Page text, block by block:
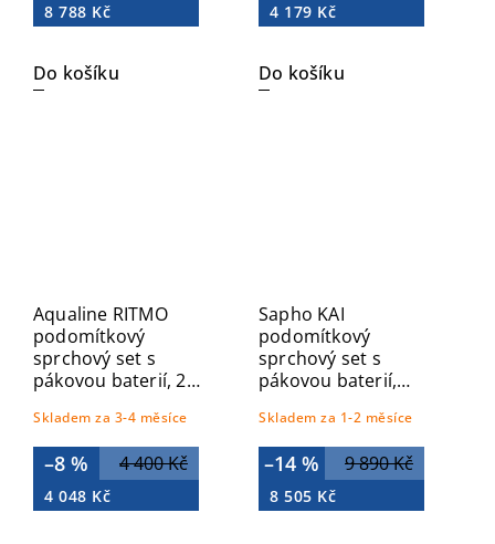
8 788 Kč
Do košíku
4 179 Kč
Do košíku
Aqualine RITMO
podomítkový
sprchový set s
pákovou baterií, 2
Skladem za 3-4 měsíce
4 400 Kč
–8 %
4 048 Kč
Sapho KAI
podomítkový
sprchový set s
pákovou baterií,
výstupy, černá mat
KA43/15-04
Skladem za 1-2 měsíce
9 890 Kč
–14 %
8 505 Kč